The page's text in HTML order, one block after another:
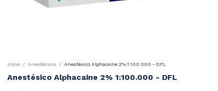
Início / Anestésicos / Anestésico Alphacaine 2% 1:100.000 - DFL
Anestésico Alphacaine 2% 1:100.000 - DFL